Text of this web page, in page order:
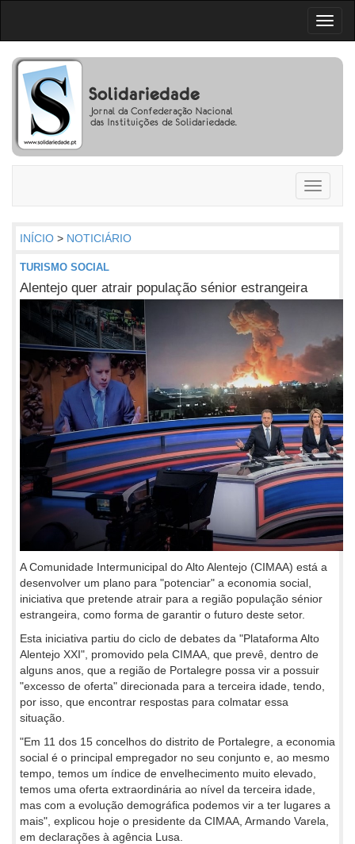
Toggle
INÍCIO > NOTICIÁRIO
TURISMO SOCIAL
Alentejo quer atrair população sénior estrangeira
A Comunidade Intermunicipal do Alto Alentejo (CIMAA) está a
desenvolver um plano para "potenciar" a economia social,
iniciativa que pretende atrair para a região população sénior
estrangeira, como forma de garantir o futuro deste setor.
Esta iniciativa partiu do ciclo de debates da "Plataforma Alto
Alentejo XXI", promovido pela CIMAA, que prevê, dentro de
alguns anos, que a região de Portalegre possa vir a possuir
"excesso de oferta" direcionada para a terceira idade, tendo,
por isso, que encontrar respostas para colmatar essa
situação.
"Em 11 dos 15 concelhos do distrito de Portalegre, a economia
social é o principal empregador no seu conjunto e, ao mesmo
tempo, temos um índice de envelhecimento muito elevado,
temos uma oferta extraordinária ao nível da terceira idade,
mas com a evolução demográfica podemos vir a ter lugares a
mais", explicou hoje o presidente da CIMAA, Armando Varela,
em declarações à agência Lusa.